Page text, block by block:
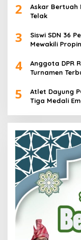
2
Askar Bertuah
Telak
3
Siswi SDN 36
Mewakili
4
Anggota DPR
Turnamen
5
Atlet Dayung
Tiga Medali